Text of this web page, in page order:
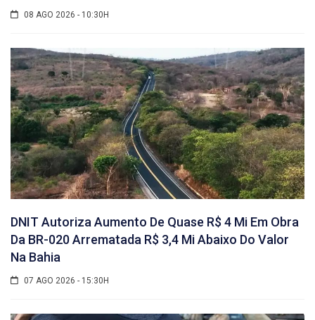
08 AGO 2026 - 10:30H
DNIT Autoriza Aumento De Quase R$ 4 Mi Em Obra
Da BR-020 Arrematada R$ 3,4 Mi Abaixo Do Valor
Na Bahia
07 AGO 2026 - 15:30H